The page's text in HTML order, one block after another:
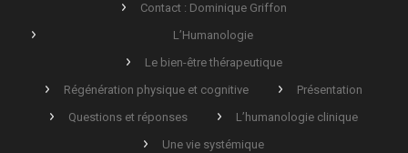
Contact : Dominique Griffon
L’Humanologie
Le bien-être thérapeutique
Régénération physique et cognitive
Présentation
Questions et réponses
L’humanologie clinique
Une vie systémique